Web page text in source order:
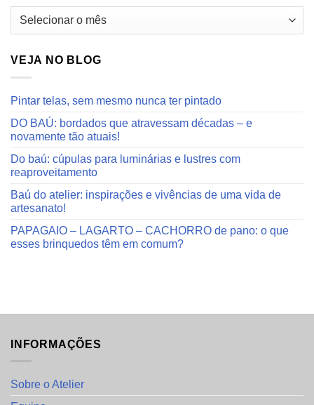
Arquivos
VEJA NO BLOG
Pintar telas, sem mesmo nunca ter pintado
DO BAÚ: bordados que atravessam décadas – e
novamente tão atuais!
Do baú: cúpulas para luminárias e lustres com
reaproveitamento
Baú do atelier: inspirações e vivências de uma vida de
artesanato!
PAPAGAIO – LAGARTO – CACHORRO de pano: o que
esses brinquedos têm em comum?
INFORMAÇÕES
Sobre o Atelier